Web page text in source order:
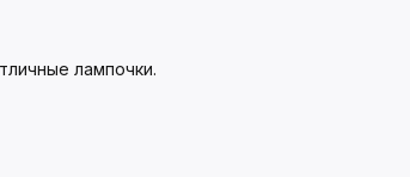
лампочки.